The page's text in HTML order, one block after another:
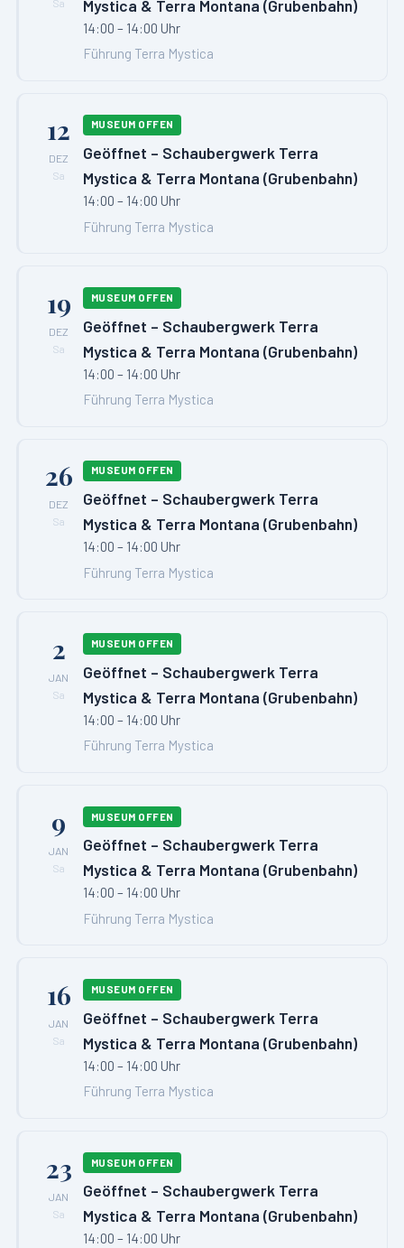
Sa Mystica & Terra Montana (Grubenbahn)
14:00 – 14:00 Uhr
Führung Terra Mystica
12
DEZ
Sa
MUSEUM OFFEN
Geöffnet – Schaubergwerk Terra
Mystica & Terra Montana (Grubenbahn)
14:00 – 14:00 Uhr
Führung Terra Mystica
19
DEZ
Sa
MUSEUM OFFEN
Geöffnet – Schaubergwerk Terra
Mystica & Terra Montana (Grubenbahn)
14:00 – 14:00 Uhr
Führung Terra Mystica
26
DEZ
Sa
MUSEUM OFFEN
Geöffnet – Schaubergwerk Terra
Mystica & Terra Montana (Grubenbahn)
14:00 – 14:00 Uhr
Führung Terra Mystica
2
JAN
Sa
MUSEUM OFFEN
Geöffnet – Schaubergwerk Terra
Mystica & Terra Montana (Grubenbahn)
14:00 – 14:00 Uhr
Führung Terra Mystica
9
JAN
Sa
MUSEUM OFFEN
Geöffnet – Schaubergwerk Terra
Mystica & Terra Montana (Grubenbahn)
14:00 – 14:00 Uhr
Führung Terra Mystica
16
JAN
Sa
MUSEUM OFFEN
Geöffnet – Schaubergwerk Terra
Mystica & Terra Montana (Grubenbahn)
14:00 – 14:00 Uhr
Führung Terra Mystica
23
JAN
Sa
MUSEUM OFFEN
Geöffnet – Schaubergwerk Terra
Mystica & Terra Montana (Grubenbahn)
14:00 – 14:00 Uhr